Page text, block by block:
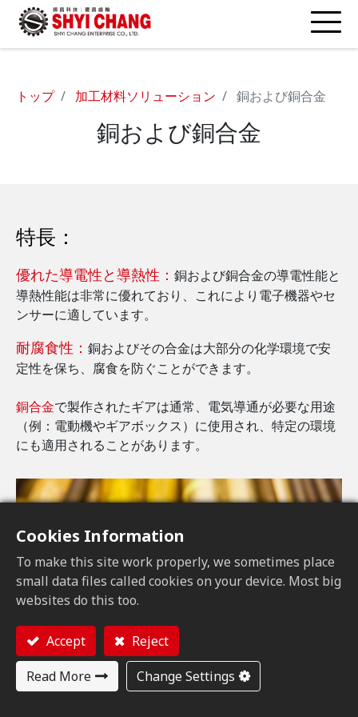
トップ 加工材料ソリューション 銅および銅合金
銅および銅合金
特長：
優れた導電性と導熱性： 銅および銅合金の導電性能と
導熱性能は非常に優れており、これにより電子機器やセ
ンサーに適しています。
耐腐食性： 銅およびその合金は大部分の化学環境で安
定性を保ち、腐食を防ぐことができます。
銅合金で製作されたギアは通常、電気導通が必要な用途
（例：電動機やギアボックス）に使用され、特定の環境
にも適用されることがあります。
Cookies Information
To make this site work properly, we sometimes place
small data files called cookies on your device. Most big
websites do this too.
Accept
Reject
Read More
Change Settings